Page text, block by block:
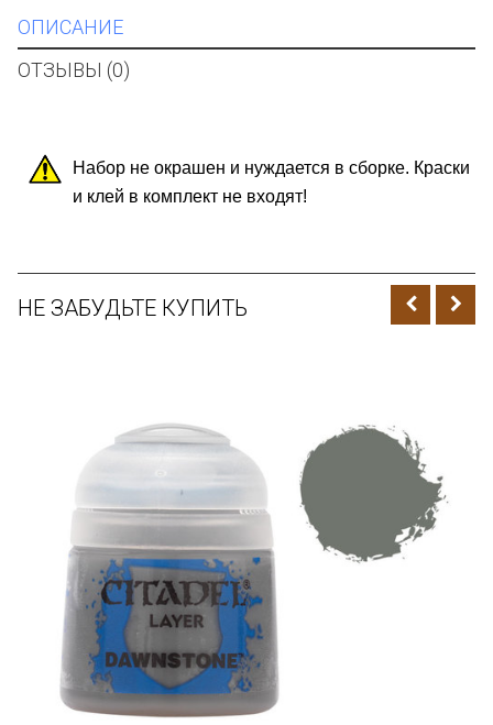
ОПИСАНИЕ
ОТЗЫВЫ (0)
Набор не окрашен и нуждается в сборке. Краски
и клей в комплект не входят!
НЕ ЗАБУДЬТЕ КУПИТЬ